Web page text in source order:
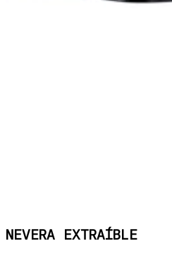
NEVERA EXTRAÍBLE